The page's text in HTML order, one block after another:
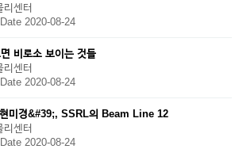
리센터
Date 2020-08-24
비로소 보이는 것들
리센터
Date 2020-08-24
미경&#39;, SSRL의 Beam Line 12
리센터
Date 2020-08-24